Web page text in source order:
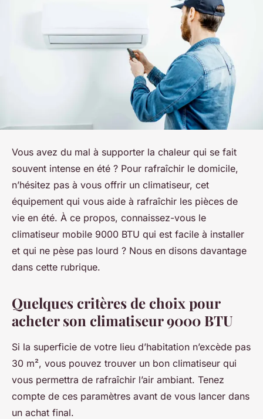
Vous avez du mal à supporter la chaleur qui se fait
souvent intense en été ? Pour rafraîchir le domicile,
n’hésitez pas à vous offrir un climatiseur, cet
équipement qui vous aide à rafraîchir les pièces de
vie en été. À ce propos, connaissez-vous le
climatiseur mobile 9000 BTU qui est facile à installer
et qui ne pèse pas lourd ? Nous en disons davantage
dans cette rubrique.
Quelques critères de choix pour
acheter son climatiseur 9000 BTU
Si la superficie de votre lieu d’habitation n’excède pas
30 m², vous pouvez trouver un bon climatiseur qui
vous permettra de rafraîchir l’air ambiant. Tenez
compte de ces paramètres avant de vous lancer dans
un achat final.